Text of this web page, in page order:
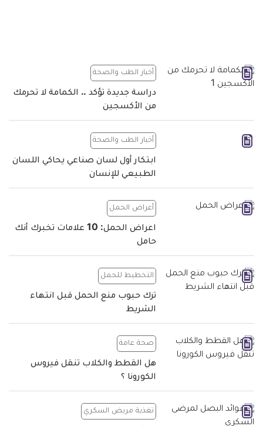
أخبار الطب والصحة
دراسة جديدة تؤكد .. الكمامة لا تحرمك
من الأكسجين
أخبار الطب والصحة
ابتكار أول لسان صناعي يحاكي اللسان
الطبيعي للإنسان
أعراض الحمل
اعراض الحمل: 10 علامات تخبرك أنك
حامل
التخطيط للحمل
ترك حبوب منع الحمل قبل انتهاء
الشريط
صحة عامة
هل القطط والكلاب تنقل فيروس
الكورونا ؟
تغذية مريض السكري